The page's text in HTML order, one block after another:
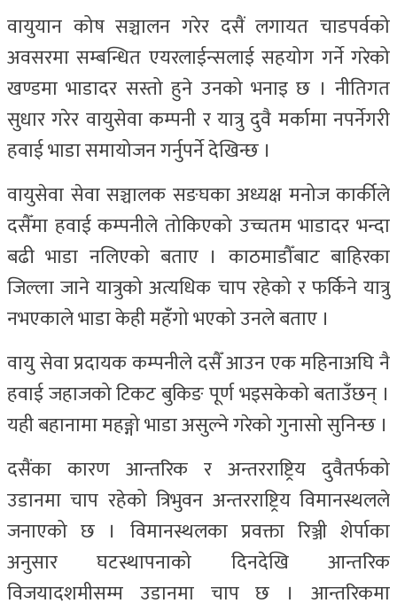
वायुयान कोष सञ्चालन गरेर दसैं लगायत चाडपर्वको
अवसरमा सम्बन्धित एयरलाईन्सलाई सहयोग गर्ने गरेको
खण्डमा भाडादर सस्तो हुने उनको भनाइ छ । नीतिगत
सुधार गरेर वायुसेवा कम्पनी र यात्रु दुवै मर्कामा नपर्नेगरी
हवाई भाडा समायोजन गर्नुपर्ने देखिन्छ ।
वायुसेवा सेवा सञ्चालक सङघका अध्यक्ष मनोज कार्कीले
दसैँमा हवाई कम्पनीले तोकिएको उच्चतम भाडादर भन्दा
बढी भाडा नलिएको बताए । काठमाडौँबाट बाहिरका
जिल्ला जाने यात्रुको अत्यधिक चाप रहेको र फर्किने यात्रु
नभएकाले भाडा केही महंँगो भएको उनले बताए ।
वायु सेवा प्रदायक कम्पनीले दसैँ आउन एक महिनाअघि नै
हवाई जहाजको टिकट बुकिङ पूर्ण भइसकेको बताउँछन् ।
यही बहानामा महङ्गो भाडा असुल्ने गरेको गुनासो सुनिन्छ ।
दसैंका कारण आन्तरिक र अन्तरराष्ट्रिय दुवैतर्फको
उडानमा चाप रहेको त्रिभुवन अन्तरराष्ट्रिय विमानस्थलले
जनाएको छ । विमानस्थलका प्रवक्ता रिञ्जी शेर्पाका
अनुसार घटस्थापनाको दिनदेखि आन्तरिक
विजयादशमीसम्म उडानमा चाप छ । आन्तरिकमा